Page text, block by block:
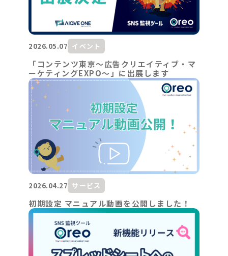
2026.05.07 イベント
「コンテンツ東京～広告クリエイティブ・マ
ーケティングEXPO～」に出展します
2026.04.27 サービス
初期設定 マニュアル動画を公開しました！